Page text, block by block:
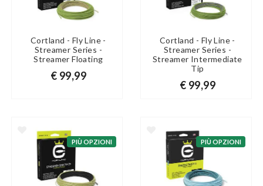
Cortland - Fly Line -
Streamer Series -
Streamer Floating
€ 99,99
Cortland - Fly Line -
Streamer Series -
Streamer Intermediate
Tip
€ 99,99
PIÙ OPZIONI PIÙ OPZIONI